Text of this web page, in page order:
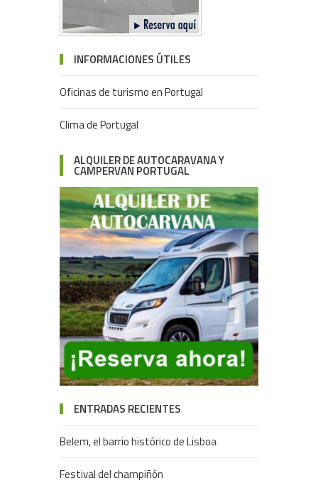
INFORMACIONES ÚTILES
Oficinas de turismo en Portugal
Clima de Portugal
ALQUILER DE AUTOCARAVANA Y
CAMPERVAN PORTUGAL
ENTRADAS RECIENTES
Belem, el barrio histórico de Lisboa
Festival del champiñón